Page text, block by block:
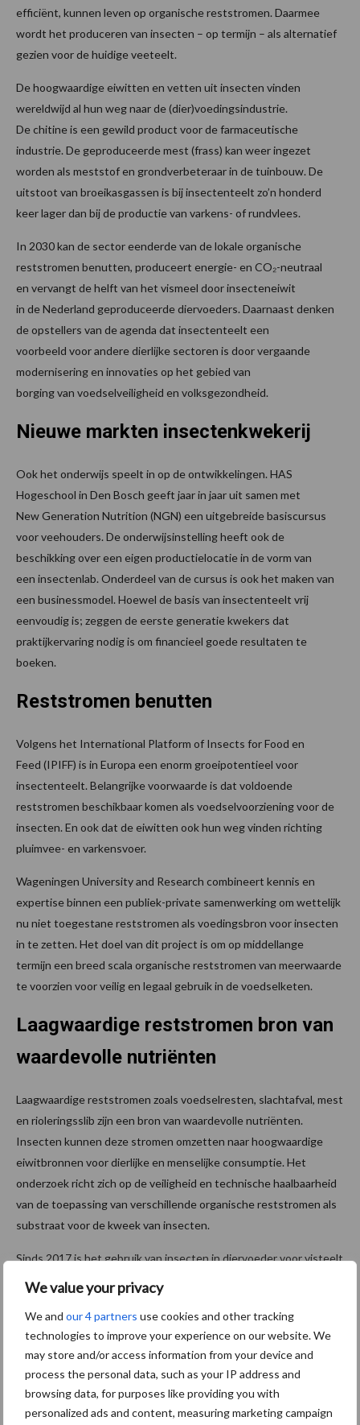
We value your privacy
We and our 4 partners use cookies and other tracking
technologies to improve your experience on our website. We
may store and/or access information from your device and
process the personal data, such as your IP address and
browsing data, for purposes like providing you with
personalized ads and content, measuring marketing campaign
efficiënt, kunnen leven op organische reststromen. Daarmee
wordt het produceren van insecten – op termijn – als alternatief
gezien voor de huidige veeteelt.
De hoogwaardige eiwitten en vetten uit insecten vinden
wereldwijd al hun weg naar de (dier)voedingsindustrie.
De chitine is een gewild product voor de farmaceutische
industrie. De geproduceerde mest (frass) kan weer ingezet
worden als meststof en grondverbeteraar in de tuinbouw. De
uitstoot van broeikasgassen is bij insectenteelt zo’n honderd
keer lager dan bij de productie van varkens- of rundvlees.
In 2030 kan de sector eenderde van de lokale organische
reststromen benutten, produceert energie- en CO₂-neutraal
en vervangt de helft van het vismeel door insecteneiwit
in de Nederland geproduceerde diervoeders. Daarnaast denken
de opstellers van de agenda dat insectenteelt een
voorbeeld voor andere dierlijke sectoren is door vergaande
modernisering en innovaties op het gebied van
borging van voedselveiligheid en volksgezondheid.
Nieuwe markten insectenkwekerij
Ook het onderwijs speelt in op de ontwikkelingen. HAS
Hogeschool in Den Bosch geeft jaar in jaar uit samen met
New Generation Nutrition (NGN) een uitgebreide basiscursus
voor veehouders. De onderwijsinstelling heeft ook de
beschikking over een eigen productielocatie in de vorm van
een insectenlab. Onderdeel van de cursus is ook het maken van
een businessmodel. Hoewel de basis van insectenteelt vrij
eenvoudig is; zeggen de eerste generatie kwekers dat
praktijkervaring nodig is om financieel goede resultaten te
boeken.
Reststromen benutten
Volgens het International Platform of Insects for Food en
Feed (IPIFF) is in Europa een enorm groeipotentieel voor
insectenteelt. Belangrijke voorwaarde is dat voldoende
reststromen beschikbaar komen als voedselvoorziening voor de
insecten. En ook dat de eiwitten ook hun weg vinden richting
pluimvee- en varkensvoer.
Wageningen University and Research combineert kennis en
expertise binnen een publiek-private samenwerking om wettelijk
nu niet toegestane reststromen als voedingsbron voor insecten
in te zetten. Het doel van dit project is om op middellange
termijn een breed scala organische reststromen van meerwaarde
te voorzien voor veilig en legaal gebruik in de voedselketen.
Laagwaardige reststromen bron van
waardevolle nutriënten
Laagwaardige reststromen zoals voedselresten, slachtafval, mest
en rioleringsslib zijn een bron van waardevolle nutriënten.
Insecten kunnen deze stromen omzetten naar hoogwaardige
eiwitbronnen voor dierlijke en menselijke consumptie. Het
onderzoek richt zich op de veiligheid en technische haalbaarheid
van de toepassing van verschillende organische reststromen als
substraat voor de kweek van insecten.
Sinds 2017 is het gebruik van insecten in diervoeder voor visteelt
in Europa toegestaan. Daarvoor mochten insecten alleen
gevoerd worden aan huisdieren (zoals reptielen, honden of
katten). En het vet mocht na verwerking gebruikt worden in
diervoeder voor varkens en kippen. De verwachting is dat op
termijn ook hele insecten of delen ervan zoals bijvoorbeeld; de
insecteneiwitten aan landbouwhuisdieren gevoerd mogen